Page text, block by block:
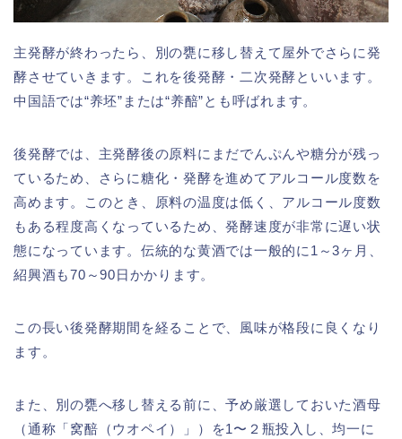
主発酵が終わったら、別の甕に移し替えて屋外でさらに発
酵させていきます。これを後発酵・二次発酵といいます。
中国語では“养坯”または“养醅”とも呼ばれます。
後発酵では、主発酵後の原料にまだでんぷんや糖分が残っ
ているため、さらに糖化・発酵を進めてアルコール度数を
高めます。このとき、原料の温度は低く、アルコール度数
もある程度高くなっているため、発酵速度が非常に遅い状
態になっています。伝統的な黄酒では一般的に1～3ヶ月、
紹興酒も70～90日かかります。
この長い後発酵期間を経ることで、風味が格段に良くなり
ます。
また、別の甕へ移し替える前に、予め厳選しておいた酒母
（通称「窝醅（ウオペイ）」）を1〜２瓶投入し、均一に